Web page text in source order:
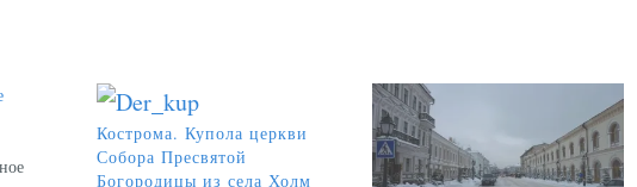
Кострома. Купола церкви
Собора Пресвятой
Богородицы из села Холм